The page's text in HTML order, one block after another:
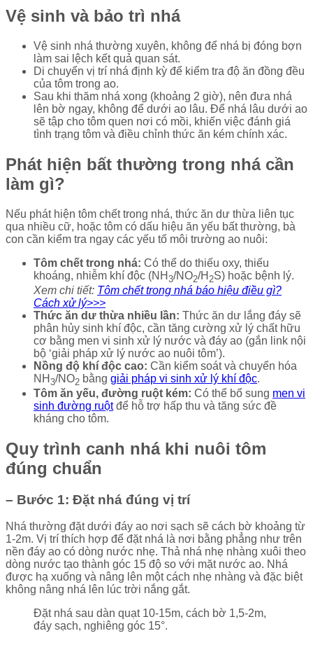
Vệ sinh và bảo trì nhá
Vệ sinh nhá thường xuyên, không để nhá bị đóng bợn
làm sai lệch kết quả quan sát.
Di chuyển vị trí nhá định kỳ để kiểm tra độ ăn đồng đều
của tôm trong ao.
Sau khi thăm nhá xong (khoảng 2 giờ), nên đưa nhá
lên bờ ngay, không để dưới ao lâu. Để nhá lâu dưới ao
sẽ tập cho tôm quen nơi có mồi, khiến việc đánh giá
tình trạng tôm và điều chỉnh thức ăn kém chính xác.
Phát hiện bất thường trong nhá cần
làm gì?
Nếu phát hiện tôm chết trong nhá, thức ăn dư thừa liên tục
qua nhiều cữ, hoặc tôm có dấu hiệu ăn yếu bất thường, bà
con cần kiểm tra ngay các yếu tố môi trường ao nuôi:
Tôm chết trong nhá: Có thể do thiếu oxy, thiếu
khoáng, nhiễm khí độc (NH 3/NO2/H 2S) hoặc bệnh lý.
Xem chi tiết: Tôm chết trong nhá báo hiệu điều gì?
Cách xử lý>>>
Thức ăn dư thừa nhiều lần: Thức ăn dư lắng đáy sẽ
phân hủy sinh khí độc, cần tăng cường xử lý chất hữu
cơ bằng men vi sinh xử lý nước và đáy ao (gắn link nội
bộ ‘giải pháp xử lý nước ao nuôi tôm’).
Nồng độ khí độc cao: Cần kiểm soát và chuyển hóa
NH 3/NO2 bằng giải pháp vi sinh xử lý khí độc.
Tôm ăn yếu, đường ruột kém: Có thể bổ sung men vi
sinh đường ruộtđể hỗ trợ hấp thu và tăng sức đề
kháng cho tôm.
Quy trình canh nhá khi nuôi tôm
đúng chuẩn
– Bước 1: Đặt nhá đúng vị trí
Nhá thường đặt dưới đáy ao nơi sạch sẽ cách bờ khoảng từ
1-2m. Vị trí thích hợp để đặt nhá là nơi bằng phẳng như trên
nền đáy ao có dòng nước nhẹ. Thả nhá nhẹ nhàng xuôi theo
dòng nước tạo thành góc 15 độ so với mặt nước ao. Nhá
được hạ xuống và nâng lên một cách nhẹ nhàng và đặc biệt
không nâng nhá lên lúc trời nắng gắt.
Đặt nhá sau dàn quạt 10-15m, cách bờ 1,5-2m,
đáy sạch, nghiêng góc 15°.